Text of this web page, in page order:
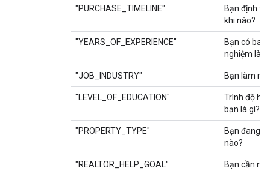
"PURCHASE_TIMELINE"
Bạn định
khi nào?
"YEARS_OF_EXPERIENCE"
Bạn có bao
nghiệm làm
"JOB_INDUSTRY" Bạn làm
"LEVEL_OF_EDUCATION"
Trình độ
bạn là gì?
"PROPERTY_TYPE"
Bạn đang
nào?
"REALTOR_HELP_GOAL"
Bạn cần